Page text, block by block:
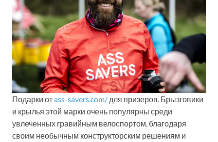
Подарки отass-savers.com/ для призеров. Брызговики
и крылья этой марки очень популярны среди
увлеченных гравийным велоспортом, благодаря
своим необычным конструкторским решениям и